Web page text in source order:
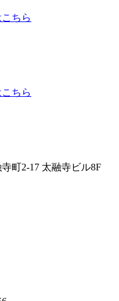
ちら
ちら
町2-17 太融寺ビル8F